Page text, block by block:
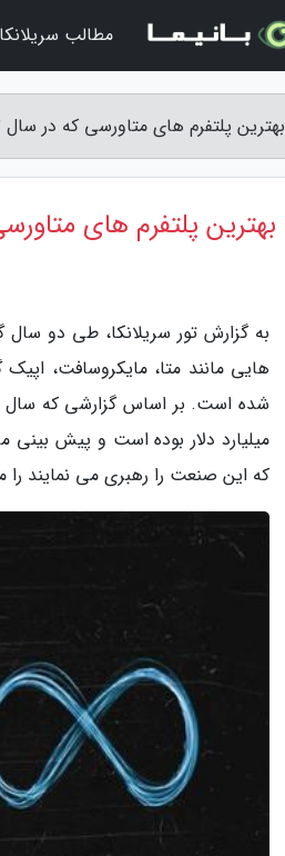
بهترین پلتفرم های متاورسی که در سال 2022 باید زیر نظر بگیرید - تور سریلانکا
بهترین پلتفرم های متاورسی که در سال
به گزارش تور سریلانکا، طی دو
هایی مانند متا، مایکروسافت،
که این صنعت را رهبری می نمایند را
مطالب سریلانکا